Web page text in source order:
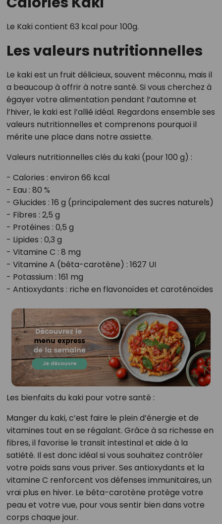
Le Kaki contient 63 kcal pour 100g.
Les valeurs nutritionnelles
Le kaki est un fruit délicieux, souvent méconnu, mais il
a beaucoup à offrir à notre santé. Si vous cherchez à
égayer votre alimentation pendant l’automne et
l’hiver, le kaki est l’allié idéal. Regardons ensemble ses
valeurs nutritionnelles et comprenons pourquoi il
mérite une place dans notre assiette.
Valeurs nutritionnelles clés du kaki (pour 100 g) :
- Calories : environ 66 kcal
- Eau : 80 %
- Glucides : 16 g (principalement des sucres naturels)
- Fibres : 2,5 g
- Protéines : 0,5 g
- Lipides : 0,3 g
- Vitamine C : 8 mg
- Vitamine A (bêta-carotène) : 1627 UI
- Potassium : 161 mg
- Antioxydants : riche en flavonoïdes et caroténoïdes
Les bienfaits du kaki pour votre santé :
Manger du kaki, c’est faire le plein d’énergie et de
vitamines tout en se régalant. Grâce à sa richesse en
fibres, il favorise le transit intestinal et aide à la
satiété. Il est donc idéal si vous souhaitez contrôler
votre poids sans vous priver. Ses antioxydants et la
vitamine C renforcent vos défenses immunitaires, un
vrai plus en hiver. Le bêta-carotène protège votre
peau et votre vue, pour vous sentir bien dans votre
corps chaque jour.